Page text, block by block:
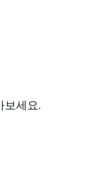
보세요.